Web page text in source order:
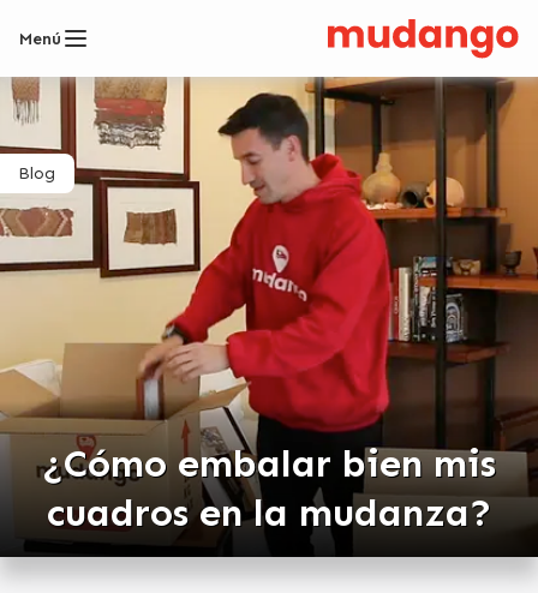
Menú
¿Cómo embalar bien mis
cuadros en la mudanza?
Blog